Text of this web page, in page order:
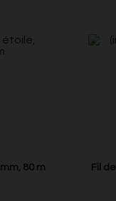
80 m Fil